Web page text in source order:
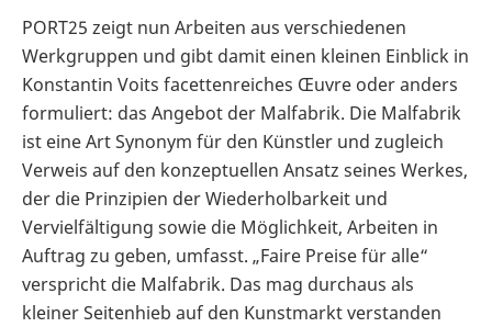
PORT25 zeigt nun Arbeiten aus verschiedenen
Werkgruppen und gibt damit einen kleinen Einblick in
Konstantin Voits facettenreiches Œuvre oder anders
formuliert: das Angebot der Malfabrik. Die Malfabrik
ist eine Art Synonym für den Künstler und zugleich
Verweis auf den konzeptuellen Ansatz seines Werkes,
der die Prinzipien der Wiederholbarkeit und
Vervielfältigung sowie die Möglichkeit, Arbeiten in
Auftrag zu geben, umfasst. „Faire Preise für alle“
verspricht die Malfabrik. Das mag durchaus als
kleiner Seitenhieb auf den Kunstmarkt verstanden